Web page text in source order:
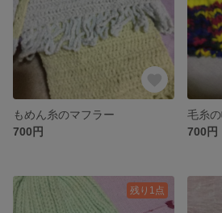
もめん糸のマフラー
700円
毛糸
700円
残り1点